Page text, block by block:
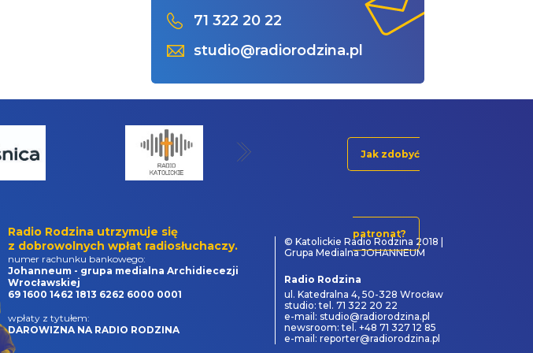
71 322 20 22
studio@radiorodzina.pl
Jak zdobyć
patronat?
Radio Rodzina utrzymuje się
z dobrowolnych wpłat radiosłuchaczy.
numer rachunku bankowego:
Johanneum - grupa medialna Archidiecezji
Wrocławskiej
69 1600 1462 1813 6262 6000 0001
wpłaty z tytułem:
DAROWIZNA NA RADIO RODZINA
© Katolickie Radio Rodzina 2018 |
Grupa Medialna JOHANNEUM
Radio Rodzina
ul. Katedralna 4, 50-328 Wrocław
studio: tel. 71 322 20 22
e-mail: studio@radiorodzina.pl
newsroom: tel. +48 71 327 12 85
e-mail: reporter@radiorodzina.pl